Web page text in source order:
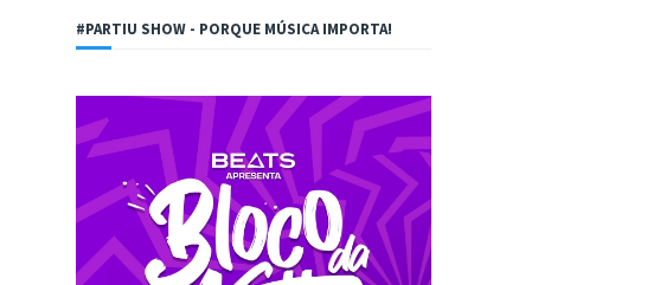
#PARTIU SHOW - PORQUE MÚSICA IMPORTA!